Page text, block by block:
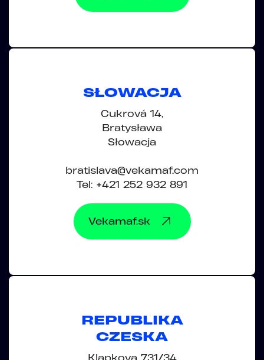
SŁOWACJA
Cukrová 14,
Bratysława
Słowacja
bratislava@vekamaf.com
Tel: +421 252 932 891
Vekamaf.sk
REPUBLIKA
CZESKA
Klapkova 731/34